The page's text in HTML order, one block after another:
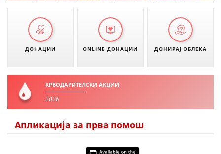
ДОНАЦИИ ONLINE ДОНАЦИИ ДОНИРАЈ ОБЛЕКА
КРВОДАРИТЕЛСКИ АКЦИИ
2026
Апликација за прва помош